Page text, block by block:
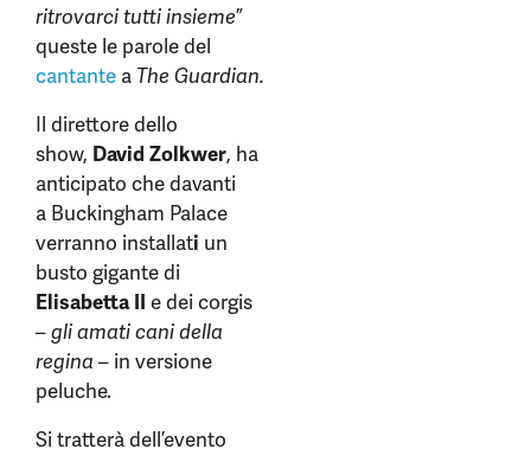
ritrovarci tutti insieme”
queste le parole del
cantante a The Guardian.
Il direttore dello
show, David Zolkwer, ha
anticipato che davanti
a Buckingham Palace
verranno installati un
busto gigante di
Elisabetta II e dei corgis
–gli amati cani della
regina – in versione
peluche.
Si tratterà dell’evento